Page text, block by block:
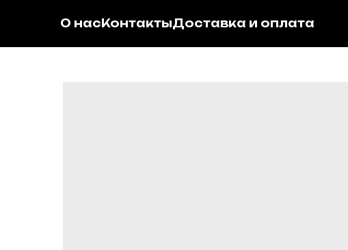
О нас КонтактыДоставка и оплата